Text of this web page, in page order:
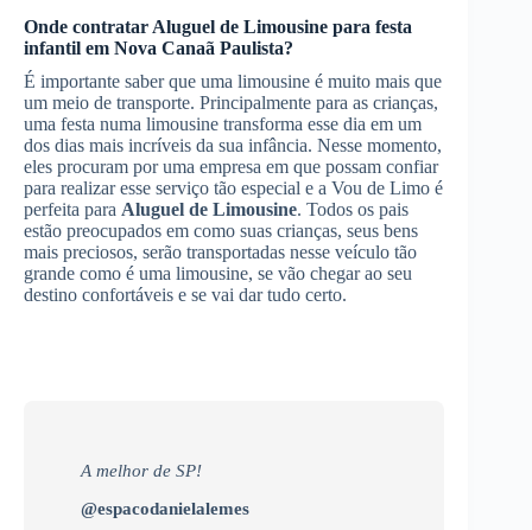
Onde contratar Aluguel de Limousine para festa
infantil em Nova Canaã Paulista?
É importante saber que uma limousine é muito mais que
um meio de transporte. Principalmente para as crianças,
uma festa numa limousine transforma esse dia em um
dos dias mais incríveis da sua infância. Nesse momento,
eles procuram por uma empresa em que possam confiar
para realizar esse serviço tão especial e a Vou de Limo é
perfeita para Aluguel de Limousine. Todos os pais
estão preocupados em como suas crianças, seus bens
mais preciosos, serão transportadas nesse veículo tão
grande como é uma limousine, se vão chegar ao seu
destino confortáveis e se vai dar tudo certo.
A melhor de SP!
@espacodanielalemes